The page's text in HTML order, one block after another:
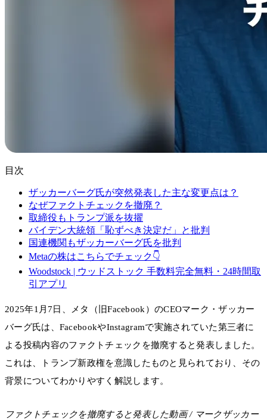
目次
ザッカーバーグ氏が突然発表した主な変更点は？
なぜファクトチェックを撤廃？
取締役もトランプ派を抜擢
バイデン大統領「恥ずべき決定だ」と批判
国連機関もザッカーバーグ氏を批判
Metaの株はこちらでチェック👇
Woodstock | ウッドストック 手数料完全無料・24時間取
引アプリ
2025年1月7日、メタ（旧Facebook）のCEOマーク・ザッカー
バーグ氏は、FacebookやInstagramで実施されていた第三者に
よる投稿内容のファクトチェックを撤廃すると発表しました。
これは、トランプ新政権を意識したものと見られており、その
背景についてわかりやすく解説します。
ファクトチェックを撤廃すると発表した動画 / マークザッカー